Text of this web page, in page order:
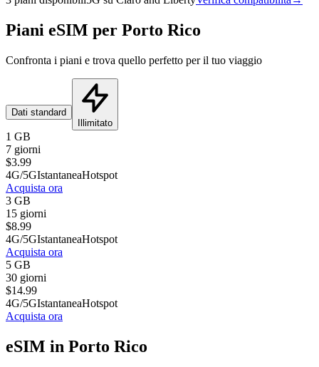
Piani eSIM per Porto Rico
Confronta i piani e trova quello perfetto per il tuo viaggio
Dati standard
Illimitato
1 GB
7 giorni
$3.99
4G/5GIstantaneaHotspot
Acquista ora
3 GB
15 giorni
$8.99
4G/5GIstantaneaHotspot
Acquista ora
5 GB
30 giorni
$14.99
4G/5GIstantaneaHotspot
Acquista ora
eSIM in Porto Rico